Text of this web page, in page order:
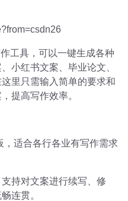
工具，可以一键生成各种
小红书文案、毕业论文、
里只需输入简单的要求和
提高写作效率。
，适合各行各业有写作需求
持对文案进行续写、修
连贯。